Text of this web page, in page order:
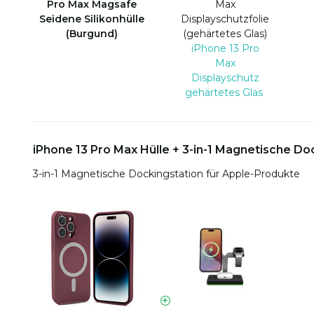
Pro Max Magsafe
Seidene Silikonhülle
(Burgund)
Max
Displayschutzfolie
(gehärtetes Glas)
iPhone 13 Pro
Max
Displayschutz
gehärtetes Glas
iPhone 13 Pro Max Hülle + 3-in-1 Magnetische
3-in-1 Magnetische Dockingstation für Apple-Produkte